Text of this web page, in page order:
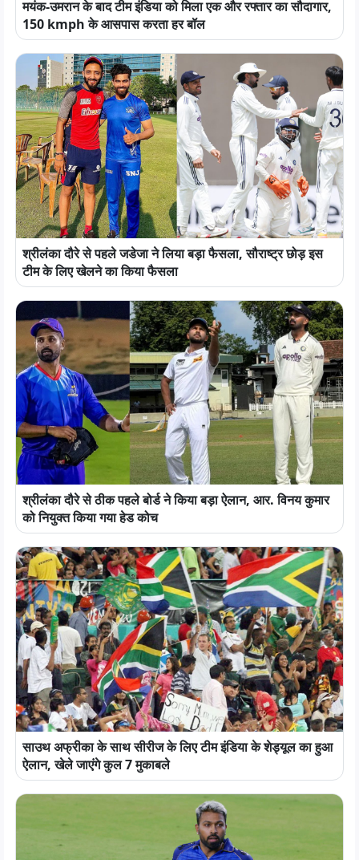
मयंक-उमरान के बाद टीम इंडिया को मिला एक और रफ्तार का सौदागार,
150 kmph के आसपास करता हर बॉल
श्रीलंका दौरे से पहले जडेजा ने लिया बड़ा फैसला, सौराष्ट्र छोड़ इस
टीम के लिए खेलने का किया फैसला
श्रीलंका दौरे से ठीक पहले बोर्ड ने किया बड़ा ऐलान, आर. विनय कुमार
को नियुक्त किया गया हेड कोच
साउथ अफ्रीका के साथ सीरीज के लिए टीम इंडिया के शेड्यूल का हुआ
ऐलान, खेले जाएंगे कुल 7 मुकाबले